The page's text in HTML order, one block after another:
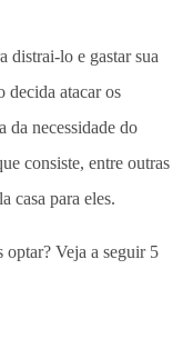
distrai-lo e gastar sua
decida atacar os
da necessidade do
consiste, entre outras
casa para eles.
Veja a seguir 5